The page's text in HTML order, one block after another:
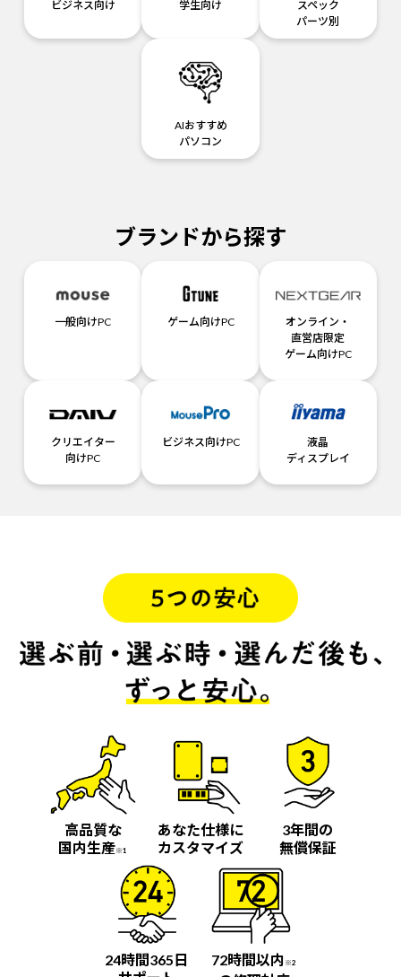
ビジネス向け 学生向け
スペック
パーツ別
AIおすすめ
パソコン
ブランドから探す
一般向けPC ゲーム向けPC
オンライン・
直営店限定
ゲーム向けPC
クリエイター
向けPC
ビジネス向けPC
液晶
ディスプレイ
高品質な
国内生産※1
あなた仕様に
カスタマイズ
3年間の
無償保証
24時間365日
72時間以内 ※2